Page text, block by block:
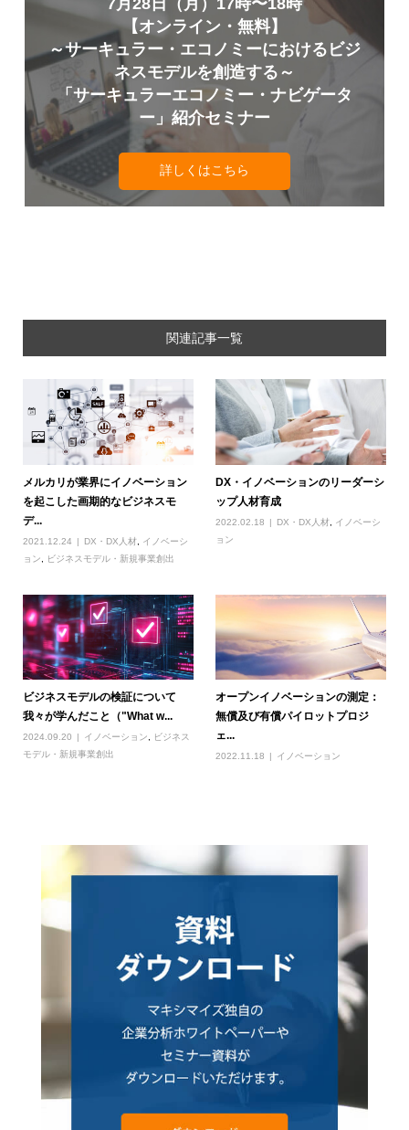
7月28日（月）17時〜18時
【オンライン・無料】
～サーキュラー・エコノミーにおけるビジ
ネスモデルを創造する～
「サーキュラーエコノミー・ナビゲータ
ー」紹介セミナー
詳しくはこちら
関連記事一覧
メルカリが業界にイノベーション
を起こした画期的なビジネスモ
デ...
2021.12.24 DX・DX人材,
イノベーシ
ョン
ビジネスモデル・新規事業創出
DX・イノベーションのリーダーシ
ップ人材育成
2022.02.18 DX・DX人材
イノベーシ
ョン
ビジネスモデルの検証について
我々が学んだこと（"What w...
2024.09.20 イノベーション
ビジネス
モデル・新規事業創出
オープンイノベーションの測定：
無償及び有償パイロットプロジ
ェ...
2022.11.18 イノベーション